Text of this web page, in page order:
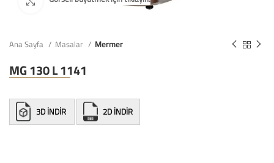
Ana Sayfa Masalar Mermer
MG 130 L 1141
3D İNDİR 2D İNDİR